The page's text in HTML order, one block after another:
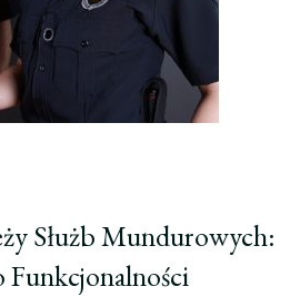
Służb Mundurowych: